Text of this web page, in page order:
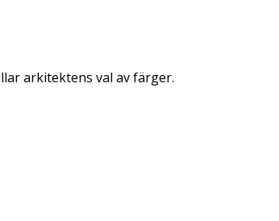
arkitektens val av färger.